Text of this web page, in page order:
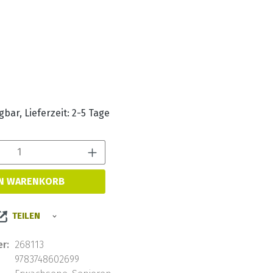
Lieferzeit: 2-5 Tage
WARENKORB
TEILEN
268113
9783748602699